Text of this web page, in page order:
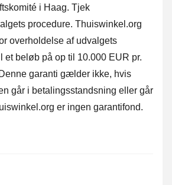
i Haag. Tjek
procedure. Thuiswinkel.org
overholdelse af udvalgets
et beløb på op til 10.000 EUR pr.
garanti gælder ikke, hvis
går i betalingsstandsning eller går
er ingen garantifond.